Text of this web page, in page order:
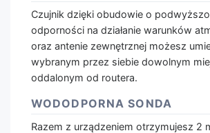
Czujnik dzięki obudowie o
odporności na działanie warunków
oraz antenie zewnętrznej możesz
wybranym przez siebie dowolnym
oddalonym od routera.
WODODPORNA SONDA
Razem z urządzeniem otrzymujesz 2